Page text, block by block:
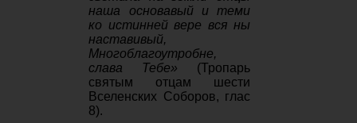
наша основавый и теми
ко истинней вере вся ны
наставивый,
Многоблагоутробне,
слава Тебе» (Тропарь
святым отцам шести
Вселенских Соборов, глас
8).